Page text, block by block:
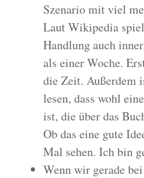
Szenario mit viel
Laut Wikipedia
Handlung auch
als einer Woche.
die Zeit. Außerdem
lesen, dass wohl
ist, die über das
Ob das eine gute
Mal sehen. Ich bin
Wenn wir gerade